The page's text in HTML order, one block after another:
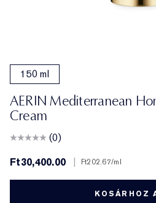
150 ml
AERIN Mediterranean
Cream
(0)
Ft30,400.00
Ft202.67/ml
KOSÁRHOZ